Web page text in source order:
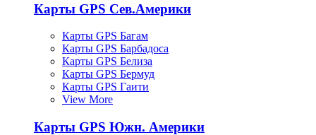
Карты GPS Сев.Америки
Карты GPS Багам
Карты GPS Барбадоса
Карты GPS Белиза
Карты GPS Бермуд
Карты GPS Гаити
View More
Карты GPS Южн. Америки